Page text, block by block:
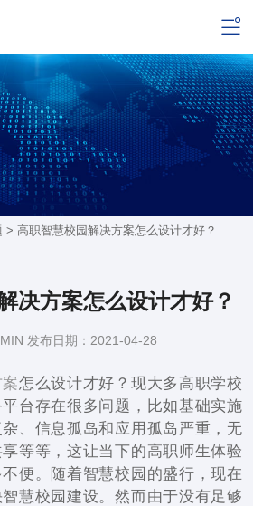
> 高职智慧校园解决方案怎么设计才好？
决方案怎么设计才好？
发布日期：2021-04-28
怎么设计才好？现大多高职学校
台存在很多问题，比如基础实施
、信息孤岛和应用孤岛严重，无
等等，这让当下的高职师生体验
便。随着智慧校园的盛行，现在
慧校园建设。然而由于没有足够